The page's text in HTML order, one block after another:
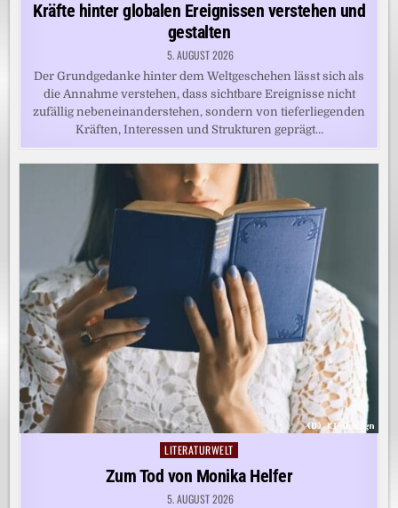
Kräfte hinter globalen Ereignissen verstehen und
gestalten
5. AUGUST 2026
Der Grundgedanke hinter dem Weltgeschehen lässt sich als
die Annahme verstehen, dass sichtbare Ereignisse nicht
zufällig nebeneinanderstehen, sondern von tieferliegenden
Kräften, Interessen und Strukturen geprägt…
Posted
in
LITERATURWELT
Zum Tod von Monika Helfer
5. AUGUST 2026